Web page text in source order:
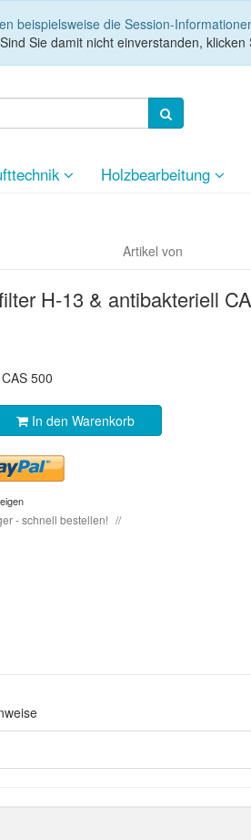
beispielsweise die Session-
Sind Sie damit nicht einverstanden, klicken
Holzbearbeitung
Artikel von
H-13 & antibakteriell
500
In den Warenkorb
- schnell bestellen!